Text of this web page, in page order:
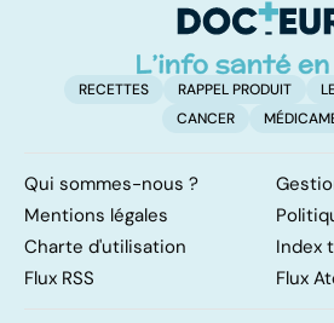
RECETTES RAPPEL PRODUIT
CANCER
Qui sommes-nous ?
Mentions légales
Charte d'utilisation
Index
Flux RSS
Flux